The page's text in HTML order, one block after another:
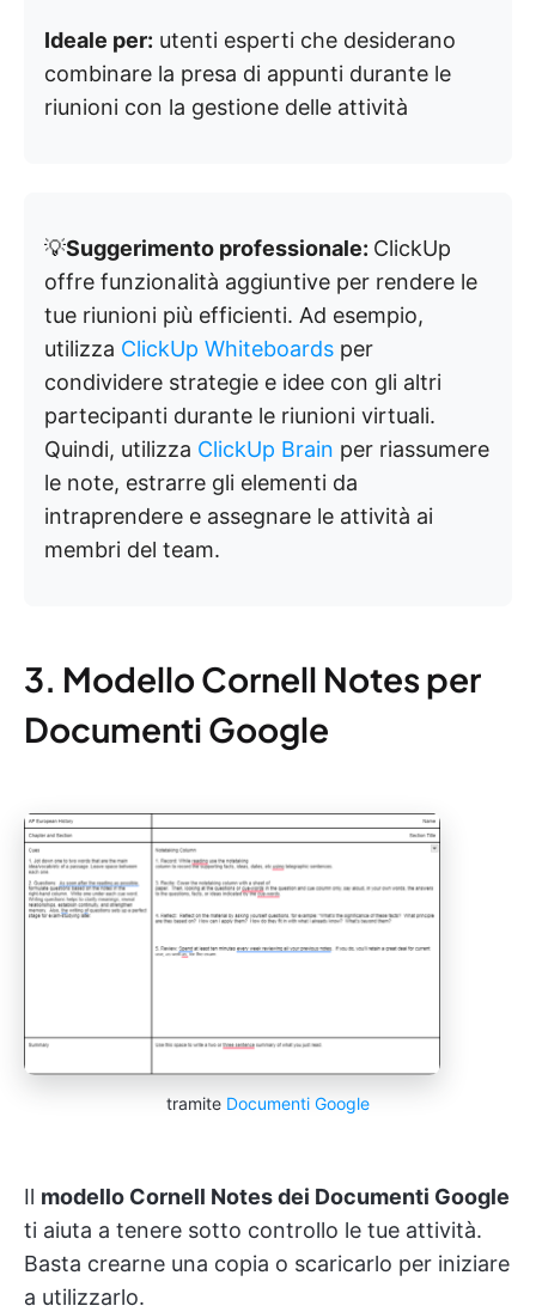
Ideale per: utenti esperti che desiderano
combinare la presa di appunti durante le
riunioni con la gestione delle attività
💡Suggerimento professionale: ClickUp
offre funzionalità aggiuntive per rendere le
tue riunioni più efficienti. Ad esempio,
utilizza ClickUp Whiteboards per
condividere strategie e idee con gli altri
partecipanti durante le riunioni virtuali.
Quindi, utilizza ClickUp Brain per riassumere
le note, estrarre gli elementi da
intraprendere e assegnare le attività ai
membri del team.
3. Modello Cornell Notes per
Documenti Google
tramite Documenti Google
Il modello Cornell Notes dei Documenti Google
ti aiuta a tenere sotto controllo le tue attività.
Basta crearne una copia o scaricarlo per iniziare
a utilizzarlo.